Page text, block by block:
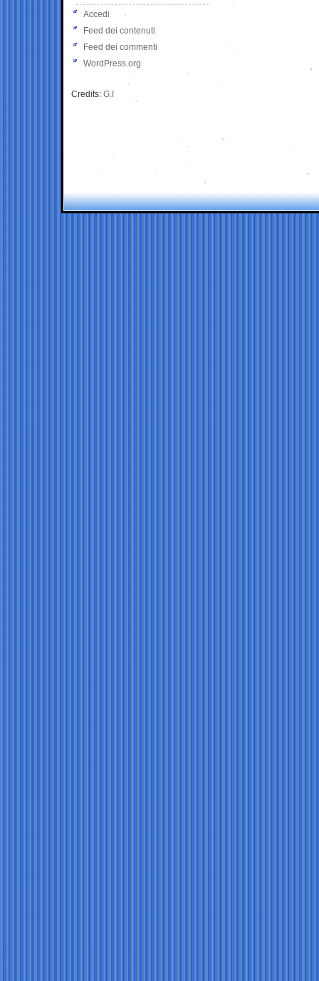
Accedi
Feed dei contenuti
Feed dei commenti
WordPress.org
Credits: G.I